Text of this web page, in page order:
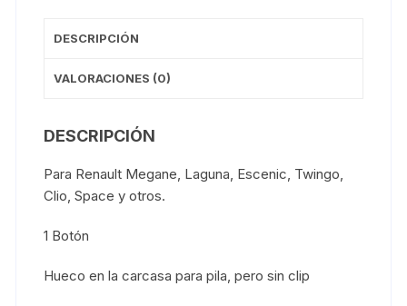
DESCRIPCIÓN
VALORACIONES (0)
DESCRIPCIÓN
Para Renault Megane, Laguna, Escenic, Twingo,
Clio, Space y otros.
1 Botón
Hueco en la carcasa para pila, pero sin clip